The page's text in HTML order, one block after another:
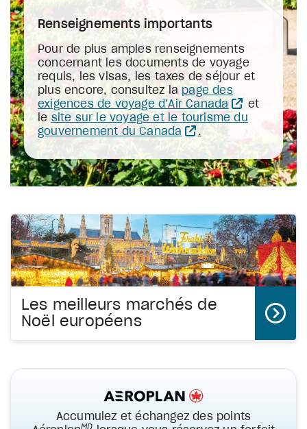
Renseignements importants
Pour de plus amples renseignements
concernant les documents de voyage
requis, les visas, les taxes de séjour et
plus encore, consultez la page des
exigences de voyage d’Air Canada
et
le site sur le voyage et le tourisme du
gouvernement du Canada
.
Les meilleurs marchés de
Noël européens
Accumulez et échangez des points
MD